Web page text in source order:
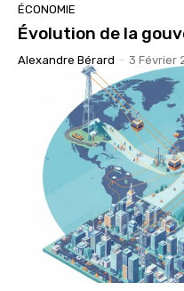
ÉCONOMIE
Évolution de la
Alexandre Bérard - 3 Février